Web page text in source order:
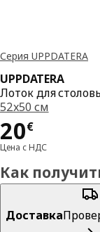
Серия UPPDATERA
UPPDATERA
Лоток для
52x50 см
20€
Цена 20€
Цена с НДС
Как
Доставка